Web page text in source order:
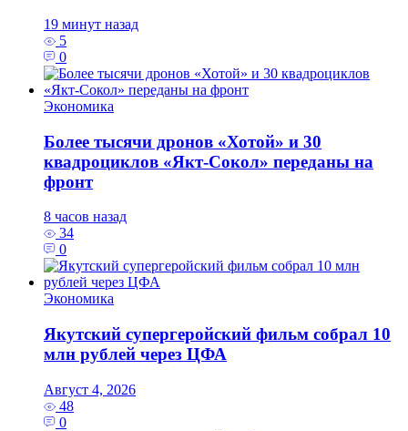
19 минут назад
5
0
Экономика
Более тысячи дронов «Хотой» и 30
квадроциклов «Якт-Сокол» переданы на
фронт
8 часов назад
34
0
Экономика
Якутский супергеройский фильм собрал 10
млн рублей через ЦФА
Август 4, 2026
48
0